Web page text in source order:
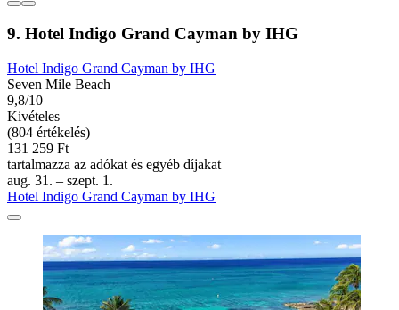
9. Hotel Indigo Grand Cayman by IHG
Hotel Indigo Grand Cayman by IHG
Seven Mile Beach
9,8/10
Kivételes
(804 értékelés)
131 259 Ft
tartalmazza az adókat és egyéb díjakat
aug. 31. – szept. 1.
Hotel Indigo Grand Cayman by IHG